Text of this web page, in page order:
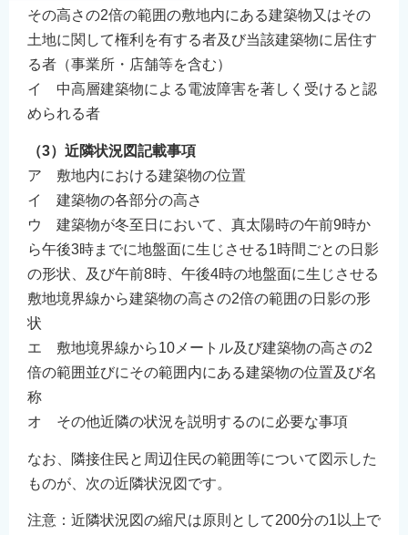
その高さの2倍の範囲の敷地内にある建築物又はその
土地に関して権利を有する者及び当該建築物に居住す
る者（事業所・店舗等を含む）
イ 中高層建築物による電波障害を著しく受けると認
められる者
（3）近隣状況図記載事項
ア 敷地内における建築物の位置
イ 建築物の各部分の高さ
ウ 建築物が冬至日において、真太陽時の午前9時か
ら午後3時までに地盤面に生じさせる1時間ごとの日影
の形状、及び午前8時、午後4時の地盤面に生じさせる
敷地境界線から建築物の高さの2倍の範囲の日影の形
状
エ 敷地境界線から10メートル及び建築物の高さの2
倍の範囲並びにその範囲内にある建築物の位置及び名
称
オ その他近隣の状況を説明するのに必要な事項
なお、隣接住民と周辺住民の範囲等について図示した
ものが、次の近隣状況図です。
注意：近隣状況図の縮尺は原則として200分の1以上で
譌･譛ｬ隱�
English
邂菴謎ｸｭ譁�
郢�ｫ比ｸｭ譁�
爨ｨ爭�､ｪ爨ｾ爨ｲ爭
Filipino